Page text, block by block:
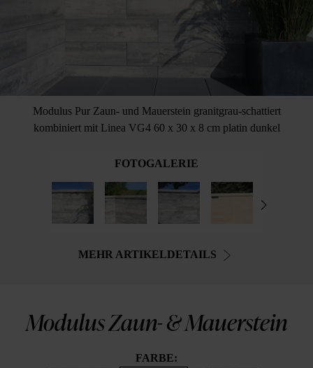
Modulus Pur Zaun- und Mauerstein granitgrau-schattiert
kombiniert mit Linea VG4 60 x 30 x 8 cm platin dunkel
FOTOGALERIE
MEHR ARTIKELDETAILS
Modulus Zaun- & Mauerstein
FARBE: